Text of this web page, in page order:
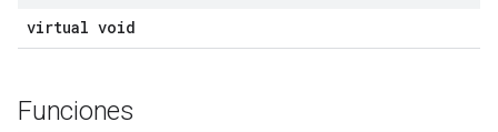
virtual void
Funciones